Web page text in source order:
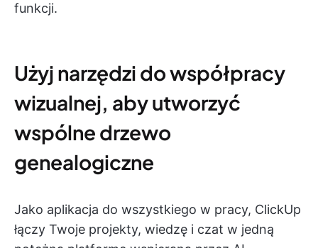
funkcji.
Użyj narzędzi do współpracy
wizualnej, aby utworzyć
wspólne drzewo
genealogiczne
Jako aplikacja do wszystkiego w pracy, ClickUp
łączy Twoje projekty, wiedzę i czat w jedną